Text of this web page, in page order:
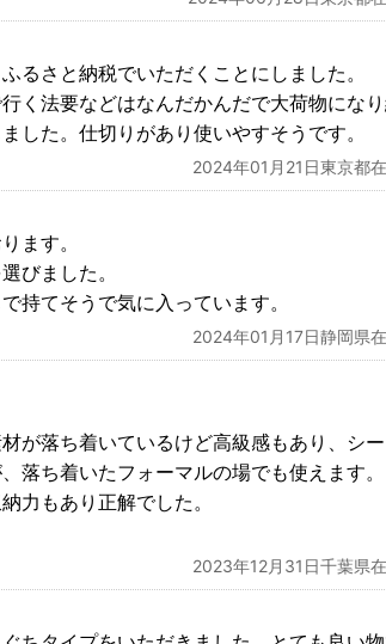
るさと納税でいただくことにしました。
く法要などはなんだかんだで大荷物にな
した。仕切りがあり使いやすそうです。
2024年01月21日東京都
ます。
びました。
持てそうで気に入っています。
2024年01月17日静岡県
が落ち着いているけど高級感もあり、シ
落ち着いたフォーマルの場でも使えます。
力もあり正解でした。
2023年12月31日千葉県